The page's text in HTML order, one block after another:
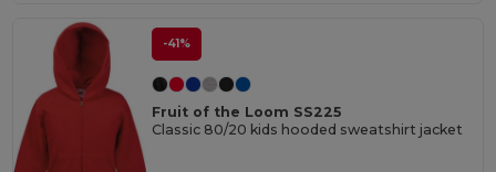
-41%
Fruit of the Loom SS225
Classic 80/20 kids hooded sweatshirt jacket